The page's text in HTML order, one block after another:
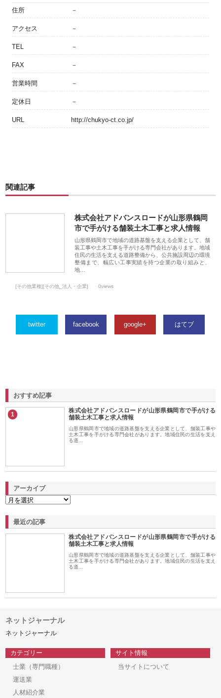
住所 －
アクセス －
TEL －
FAX －
営業時間 －
定休日 －
URL http://chukyo-ct.co.jp/
関連記事
株式会社アドバンスロードが山形県鶴岡
市で手がける舗装土木工事と求人情報
山形県鶴岡市で地域の道路基盤を支える企業として、舗
装工事や土木工事を手がける専門会社があります。地域
住民の生活を支える道路整備から、公共施設周辺の環境
整備まで、幅広い工事実績を持つ企業の取り組みと、
地…
[その他業種][その他_法人・企業] 0views
twitter facebook google+ はてブ
おすすめ記事
1
株式会社アドバンスロードが山形県鶴岡市で手がける
舗装土木工事と求人情報
山形県鶴岡市で地域の道路基盤を支える企業として、舗装工事や
土木工事を手がける専門会社があります。地域住民の生活を支え
る道…
アーカイブ
最近の記事
株式会社アドバンスロードが山形県鶴岡市で手がける
舗装土木工事と求人情報
山形県鶴岡市で地域の道路基盤を支える企業として、舗装工事や
土木工事を手がける専門会社があります。地域住民の生活を支え
る道…
ネットジャーナル
ネットジャーナル
カテゴリー
士業（専門職種）
運送業
人材紹介業
サイト情報
当サイトについて